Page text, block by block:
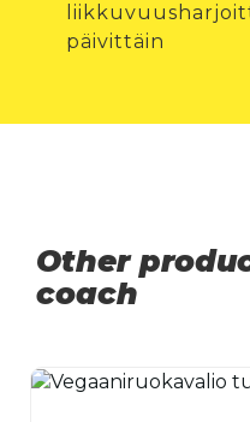
päivittäin
Other
coach